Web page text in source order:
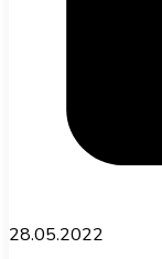
28.05.2022